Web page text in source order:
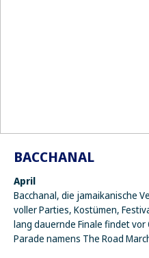
BACCHANAL
April
Bacchanal, die jamaikanische
voller Parties, Kostümen,
lang dauernde Finale findet
Parade namens The Road